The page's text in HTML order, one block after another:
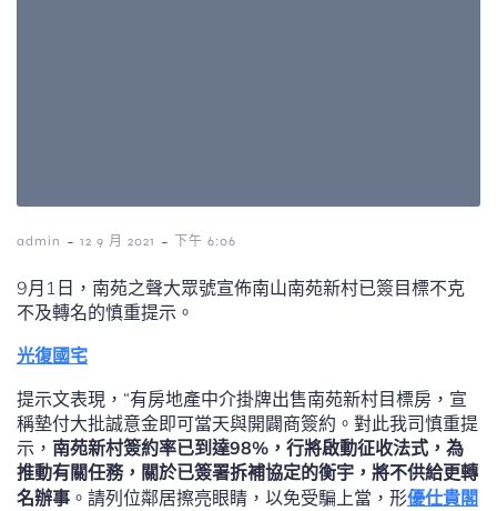
admin - 12 9 月 2021 - 下午 6:06
9月1日，南苑之聲大眾號宣佈南山南苑新村已簽目標不克
不及轉名的慎重提示。
光復國宅
提示文表現，“有房地產中介掛牌出售南苑新村目標房，宣
稱墊付大批誠意金即可當天與開闢商簽約。對此我司慎重提
示， 南苑新村簽約率已到達98%，行將啟動征收法式，為
推動有關任務，關於已簽署拆補協定的衡宇，將不供給更轉
名辦事 。請列位鄰居擦亮眼睛，以免受騙上當，形優仕貴閣